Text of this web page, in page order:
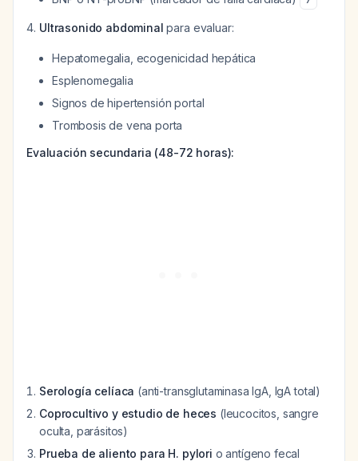
Ultrasonido abdominal para evaluar:
Hepatomegalia, ecogenicidad hepática
Esplenomegalia
Signos de hipertensión portal
Trombosis de vena porta
Evaluación secundaria (48-72 horas):
Serología celíaca (anti-transglutaminasa IgA, IgA total)
Coprocultivo y estudio de heces (leucocitos, sangre
oculta, parásitos)
Prueba de aliento para H. pylori o antígeno fecal